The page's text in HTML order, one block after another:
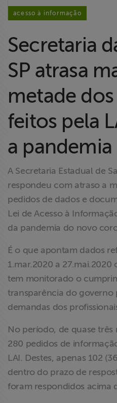
Expressão
Projetos
Proteção Legal
e Litigância
Documentários
dos
Homenageados
Notícias
Associe-se
Doe para
ABRAJI
>> Conteúdo
exclusivo para
associados
Assine a nossa
Fale Conosco
acesso à informação
Secretaria
SP atrasa
metade
feitos pela
a pandemia
A Secretaria Estadual de
respondeu com atraso a
pedidos de dados e
Lei de Acesso à
da pandemia do novo
É o que apontam dados
1.mar.2020 a
tem monitorado o
transparência do governo
demandas dos
No período, de quase três
280 pedidos de
LAI. Destes, apenas 102
dentro do prazo de
foram respondidos acima